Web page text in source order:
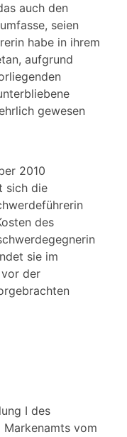
auch den
seien
habe in ihrem
aufgrund
gewesen
2010
sich die
des
sie im
der
I des
vom